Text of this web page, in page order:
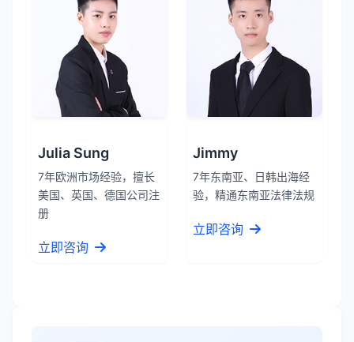
Julia Sung
7年欧洲市场经验，擅长
美国、英国、德国公司注
册
立即咨询
Jimmy
7年东南亚、日韩出海经
验，精通东南亚法律法规
立即咨询